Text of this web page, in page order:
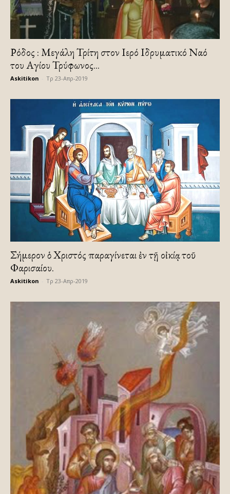
Ρόδος : Μεγάλη Τρίτη στον Ιερό Ιδρυματικό Ναό
του Αγίου Τρύφωνος...
Askitikon Τρ 23-Απρ-2019
Σήμερον ὁ Χριστός παραγίνεται ἐν τῇ οἰκίᾳ τοῦ
Φαρισαίου.
Askitikon Τρ 23-Απρ-2019